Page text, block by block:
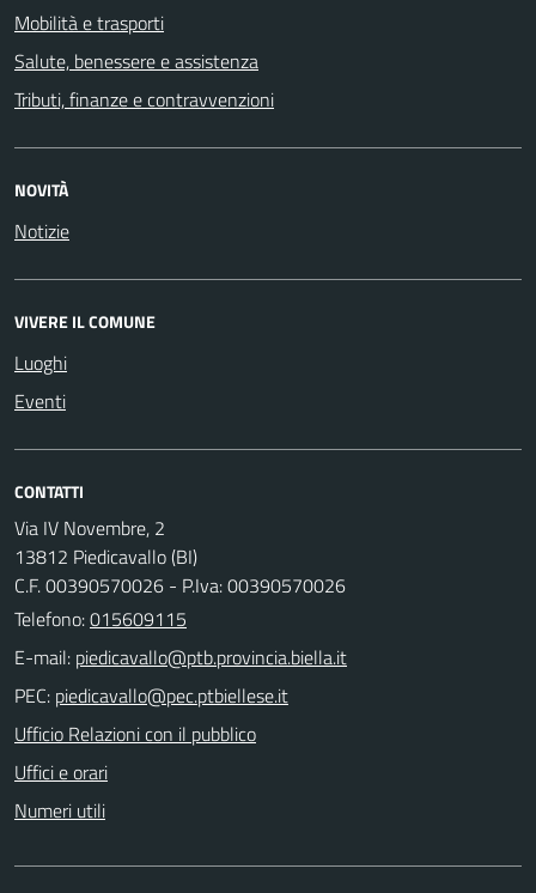
Mobilità e trasporti
Salute, benessere e assistenza
Tributi, finanze e contravvenzioni
NOVITÀ
Notizie
VIVERE IL COMUNE
Luoghi
Eventi
CONTATTI
Via IV Novembre, 2
13812 Piedicavallo (BI)
C.F. 00390570026 - P.Iva: 00390570026
Telefono:015609115
E-mail:
PEC:
Ufficio Relazioni con il pubblico
Uffici e orari
Numeri utili